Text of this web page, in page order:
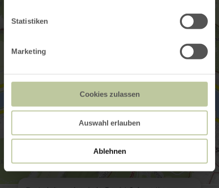
Statistiken
Marketing
Cookies zulassen
Auswahl erlauben
Ablehnen